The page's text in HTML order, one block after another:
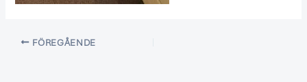
FÖREGÅENDE